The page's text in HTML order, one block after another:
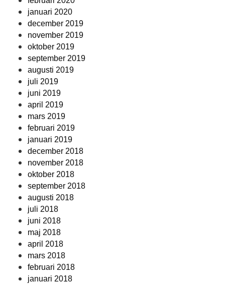
januari 2020
december 2019
november 2019
oktober 2019
september 2019
augusti 2019
juli 2019
juni 2019
april 2019
mars 2019
februari 2019
januari 2019
december 2018
november 2018
oktober 2018
september 2018
augusti 2018
juli 2018
juni 2018
maj 2018
april 2018
mars 2018
februari 2018
januari 2018